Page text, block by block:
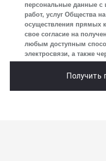
следующие действия: сбор,
накопление, хранение,
извлечение, использование,
блокирование, удаление,
Общество обрабатывает
с использованием средств
осуществление
персональные данные с
работ, услуг Общества
осуществления прямых
свое согласие на
любым доступным
электросвязи, а также
Получить